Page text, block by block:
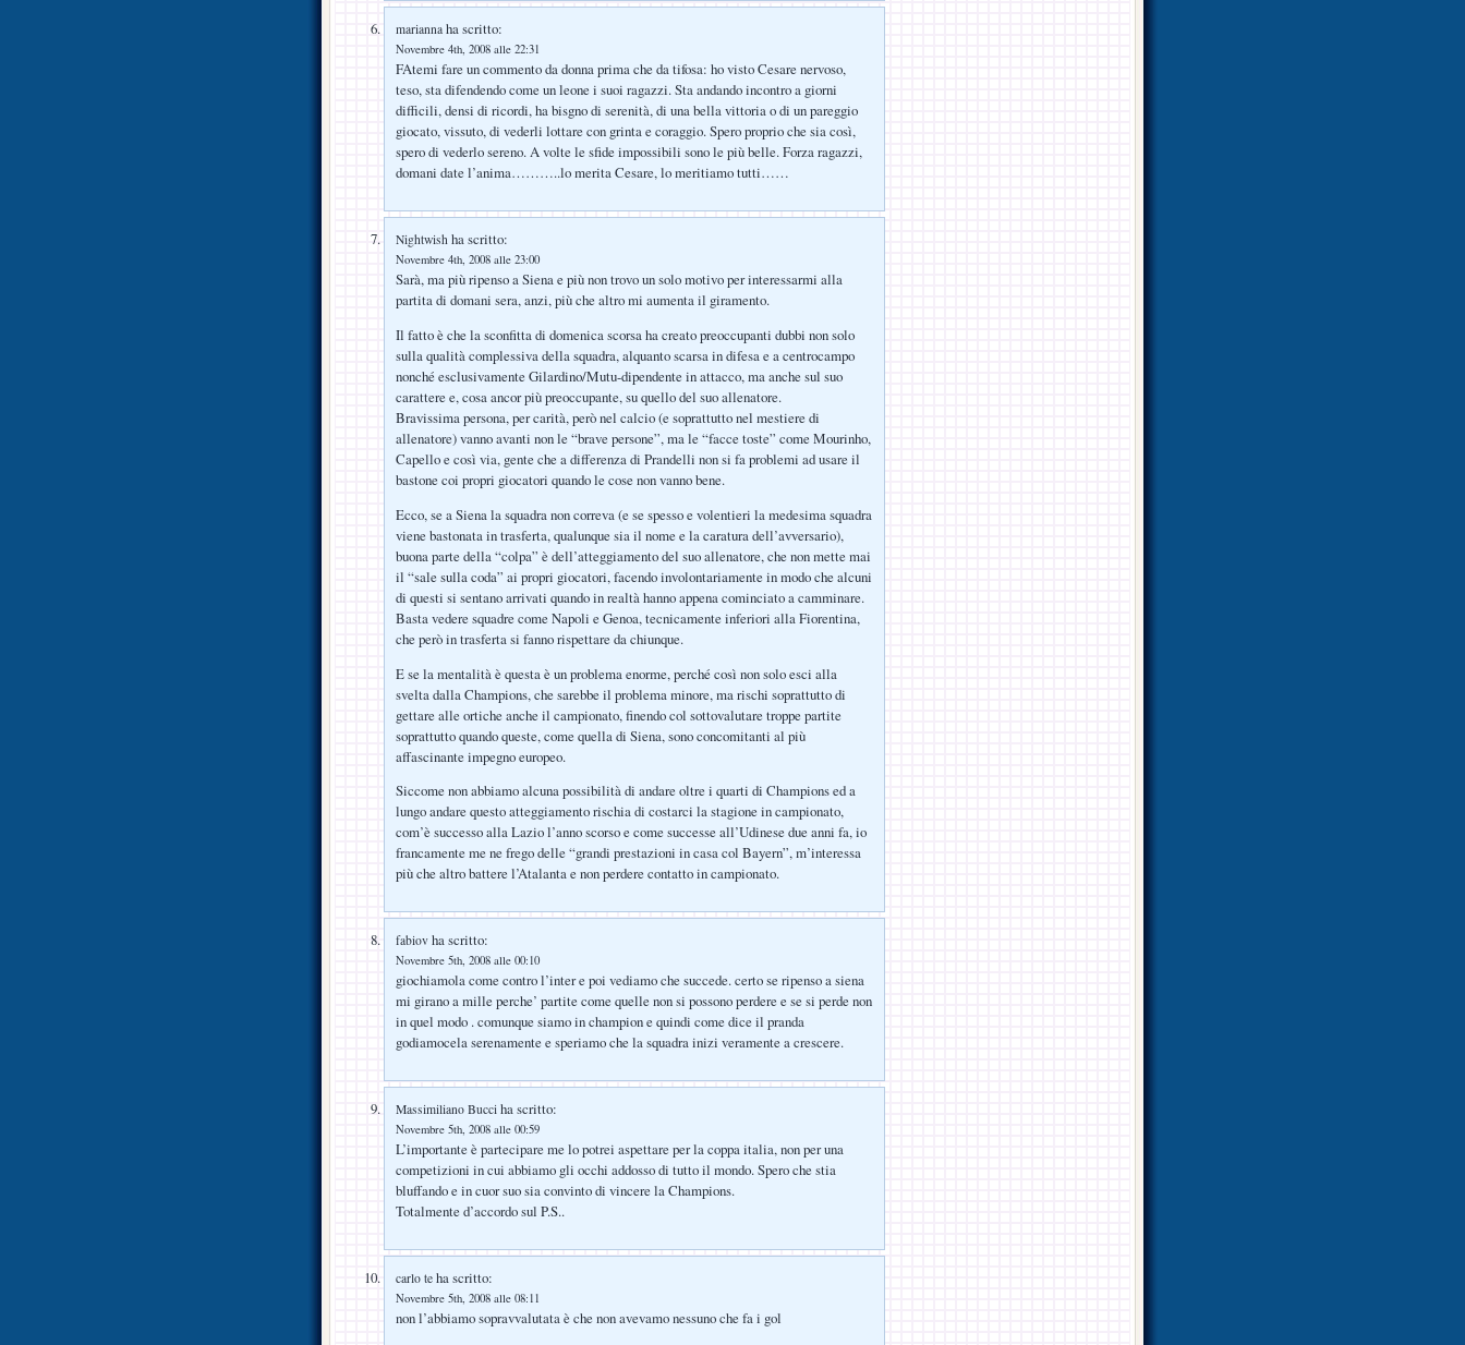
marianna ha scritto:
Novembre 4th, 2008 alle 22:31
FAtemi fare un commento da donna prima che da tifosa: ho visto Cesare nervoso,
teso, sta difendendo come un leone i suoi ragazzi. Sta andando incontro a giorni
difficili, densi di ricordi, ha bisgno di serenità, di una bella vittoria o di un pareggio
giocato, vissuto, di vederli lottare con grinta e coraggio. Spero proprio che sia così,
spero di vederlo sereno. A volte le sfide impossibili sono le più belle. Forza ragazzi,
domani date l’anima………..lo merita Cesare, lo meritiamo tutti……
Nightwish ha scritto:
Novembre 4th, 2008 alle 23:00
Sarà, ma più ripenso a Siena e più non trovo un solo motivo per interessarmi alla
partita di domani sera, anzi, più che altro mi aumenta il giramento.
Il fatto è che la sconfitta di domenica scorsa ha creato preoccupanti dubbi non solo
sulla qualità complessiva della squadra, alquanto scarsa in difesa e a centrocampo
nonché esclusivamente Gilardino/Mutu-dipendente in attacco, ma anche sul suo
carattere e, cosa ancor più preoccupante, su quello del suo allenatore.
Bravissima persona, per carità, però nel calcio (e soprattutto nel mestiere di
allenatore) vanno avanti non le “brave persone”, ma le “facce toste” come Mourinho,
Capello e così via, gente che a differenza di Prandelli non si fa problemi ad usare il
bastone coi propri giocatori quando le cose non vanno bene.
Ecco, se a Siena la squadra non correva (e se spesso e volentieri la medesima squadra
viene bastonata in trasferta, qualunque sia il nome e la caratura dell’avversario),
buona parte della “colpa” è dell’atteggiamento del suo allenatore, che non mette mai
il “sale sulla coda” ai propri giocatori, facendo involontariamente in modo che alcuni
di questi si sentano arrivati quando in realtà hanno appena cominciato a camminare.
Basta vedere squadre come Napoli e Genoa, tecnicamente inferiori alla Fiorentina,
che però in trasferta si fanno rispettare da chiunque.
E se la mentalità è questa è un problema enorme, perché così non solo esci alla
svelta dalla Champions, che sarebbe il problema minore, ma rischi soprattutto di
gettare alle ortiche anche il campionato, finendo col sottovalutare troppe partite
soprattutto quando queste, come quella di Siena, sono concomitanti al più
affascinante impegno europeo.
Siccome non abbiamo alcuna possibilità di andare oltre i quarti di Champions ed a
lungo andare questo atteggiamento rischia di costarci la stagione in campionato,
com’è successo alla Lazio l’anno scorso e come successe all’Udinese due anni fa, io
francamente me ne frego delle “grandi prestazioni in casa col Bayern”, m’interessa
più che altro battere l’Atalanta e non perdere contatto in campionato.
fabiov ha scritto:
Novembre 5th, 2008 alle 00:10
giochiamola come contro l’inter e poi vediamo che succede. certo se ripenso a siena
mi girano a mille perche’ partite come quelle non si possono perdere e se si perde non
in quel modo . comunque siamo in champion e quindi come dice il pranda
godiamocela serenamente e speriamo che la squadra inizi veramente a crescere.
Massimiliano Bucci ha scritto:
Novembre 5th, 2008 alle 00:59
L’importante è partecipare me lo potrei aspettare per la coppa italia, non per una
competizioni in cui abbiamo gli occhi addosso di tutto il mondo. Spero che stia
bluffando e in cuor suo sia convinto di vincere la Champions.
Totalmente d’accordo sul P.S..
carlo te ha scritto:
Novembre 5th, 2008 alle 08:11
non l’abbiamo sopravvalutata è che non avevamo nessuno che fa i gol